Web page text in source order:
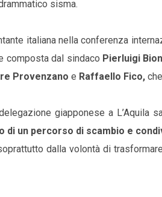
sisma.
italiana nella conferenza
composta dal sindaco Pierluigi
Provenzano e Raffaello Fico,
giapponese a L’Aquila
di un percorso di scambio e
dalla volontà di